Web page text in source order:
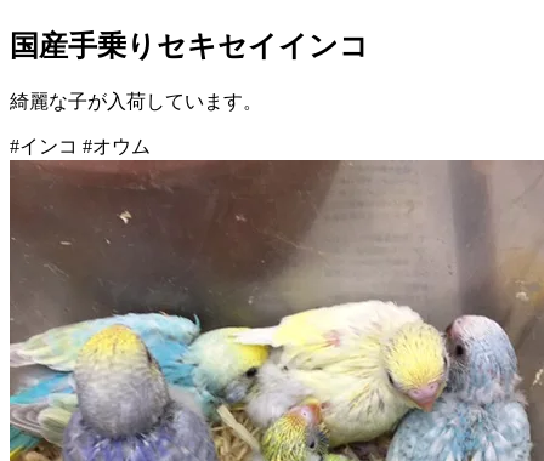
国産手乗りセキセイインコ
綺麗な子が入荷しています。
#インコ #オウム